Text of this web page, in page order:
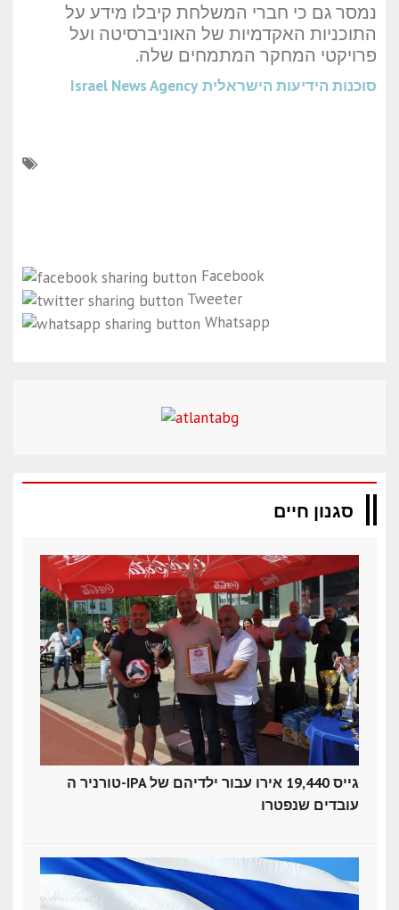
נמסר גם כי חברי המשלחת קיבלו מידע על
התוכניות האקדמיות של האוניברסיטה ועל
פרויקטי המחקר המתמחים שלה.
סוכנות הידיעות הישראלית Israel News Agency
Facebook
Tweeter
Whatsapp
סגנון חיים
טורניר ה-IPA גייס 19,440 אירו עבור ילדיהם של
עובדים שנפטרו